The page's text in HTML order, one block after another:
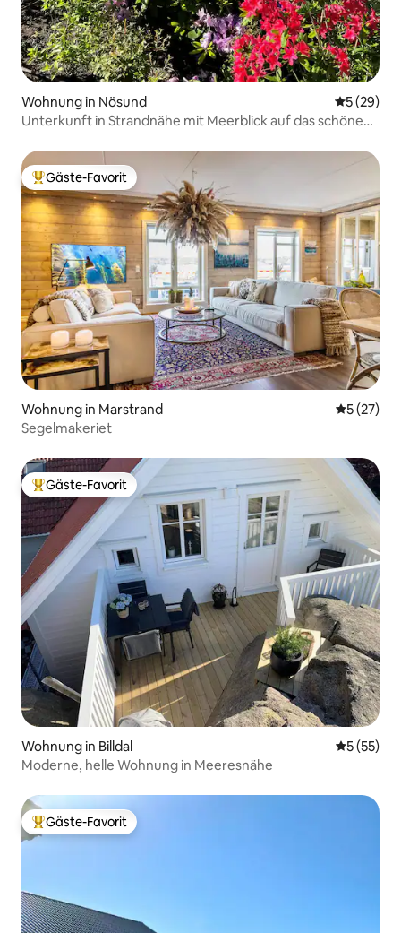
Wohnung in Nösund
5 (29)
Unterkunft in Strandnähe mit Meerblick auf das schöne
Beliebter Gäste-Favorit.
Gäste-Favorit
Wohnung in Marstrand
5 (27)
Segelmakeriet
Beliebter Gäste-Favorit.
Gäste-Favorit
Wohnung in Billdal
5 (55)
Moderne, helle Wohnung in Meeresnähe
Beliebter Gäste-Favorit.
Gäste-Favorit